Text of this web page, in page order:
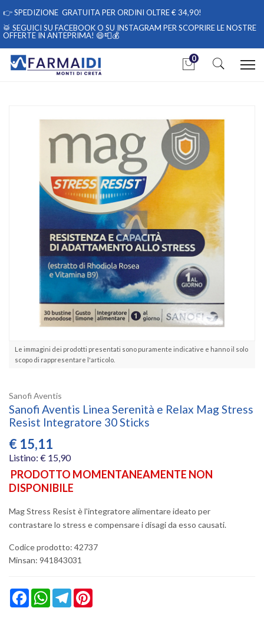
👉SPEDIZIONE GRATUITA PER ORDINI OLTRE € 34,90!
🥁 SEGUICI SU FACEBOOKO SU INSTAGRAM PER SCOPRIRE LE NOSTRE
OFFERTE IN ANTEPRIMA! 😄📮💰
0
Integratore 30 Sticks
Le immagini dei prodotti presentati sono puramente indicative e hanno il solo
scopo di rappresentare l'articolo.
Sanofi Aventis
Sanofi Aventis Linea Serenità e Relax Mag Stress
Resist Integratore 30 Sticks
€ 15,11
Listino: € 15,90
PRODOTTO MOMENTANEAMENTE NON
DISPONIBILE
Mag Stress Resist è l'integratore alimentare ideato per
contrastare lo stress e compensare i disagi da esso causati.
Codice prodotto: 42737
Minsan: 941843031
FacebookWhatsAppTelegram